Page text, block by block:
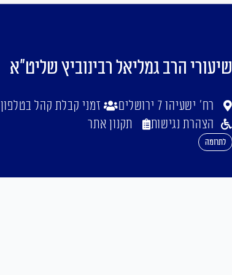
שיעורי הרב גמליאל רבינוביץ שליט"א
רח' ישעיהו 7 ירושלים
זמני קבלת קהל בטלפון 053-4100024
הצהרת נגישות
תקנון אתר
לתרומה